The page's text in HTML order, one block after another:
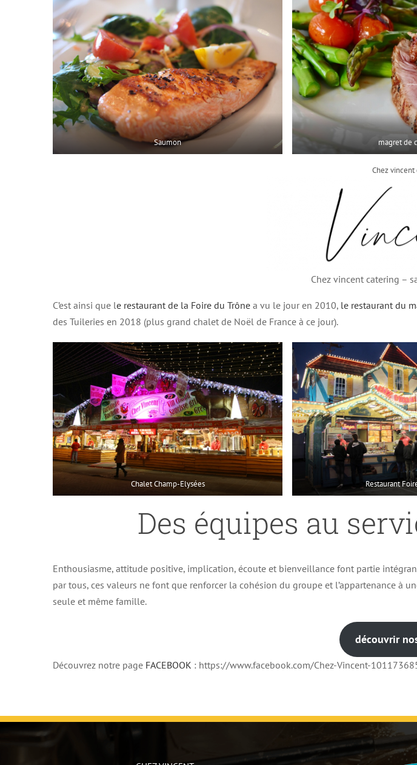
Saumon magret de
Chez vincent
Chez vincent catering –
C’est ainsi que le restaurant de la Foire du Trône a vu le jour en 2010, le restaurant du
des Tuileries en 2018 (plus grand chalet de Noël de France à ce jour).
Chalet Champ-Elysées Restaurant
Des équipes au
Enthousiasme, attitude positive, implication, écoute et bienveillance font partie
par tous, ces valeurs ne font que renforcer la cohésion du groupe et l’appartenance à
seule et même famille.
découvrir
Découvrez notre page FACEBOOK : https://www.facebook.com/Chez-Vincent-